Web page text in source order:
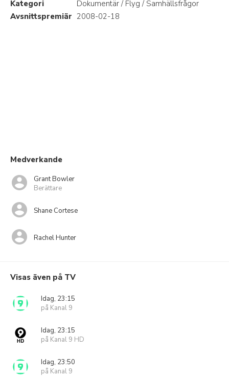
Kategori
Dokumentär / Flyg / Samhällsfrågor
Avsnittspremiär 2008-02-18
Medverkande
Grant Bowler
Berättare
Shane Cortese
Rachel Hunter
Visas även på TV
Idag, 23:15
på Kanal 9
Idag, 23:15
på Kanal 9 HD
Idag, 23:50
på Kanal 9